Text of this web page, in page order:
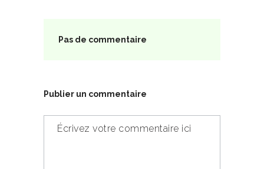
Pas de commentaire
Publier un commentaire